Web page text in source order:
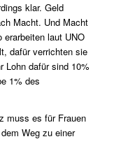
klar. Geld
Macht. Und Macht
laut UNO
dafür verrichten sie
Lohn dafür sind 10%
1% des
muss es für Frauen
Weg zu einer